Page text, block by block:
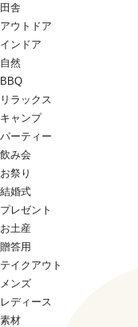
田舎
アウトドア
インドア
自然
BBQ
リラックス
キャンプ
パーティー
飲み会
お祭り
結婚式
プレゼント
お土産
贈答用
テイクアウト
メンズ
レディース
素材